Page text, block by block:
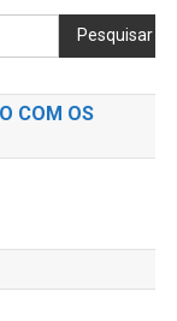
Pesquisar
COM OS